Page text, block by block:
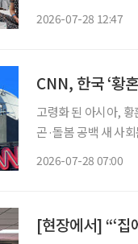
2026-07-28 12:47
CNN, 한국 ‘황
고령화 된 아시아,
곤·돌봄 공백 새 사회문제로 미국 CNN이 최근 한국과 일본을 비
2026-07-28 07:00
[현장에서] “‘집